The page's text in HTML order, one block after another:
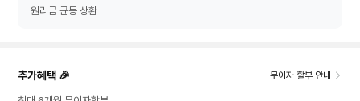
원리금 균등 상환
추가혜택 🎉 무이자 할부 안내